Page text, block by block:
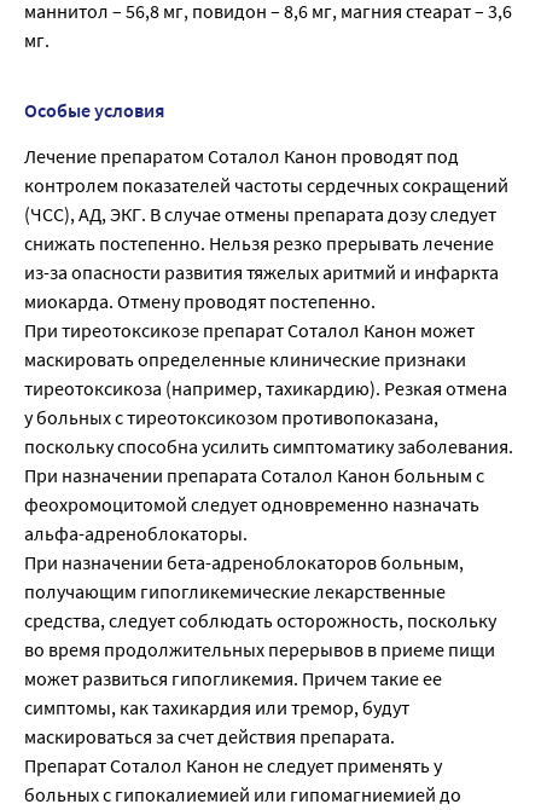
маннитол – 56,8 мг, повидон – 8,6 мг, магния стеарат – 3,6
мг.
Особые условия
Лечение препаратом Соталол Канон проводят под
контролем показателей частоты сердечных сокращений
(ЧСС), АД, ЭКГ. В случае отмены препарата дозу следует
снижать постепенно. Нельзя резко прерывать лечение
из-за опасности развития тяжелых аритмий и инфаркта
миокарда. Отмену проводят постепенно.
При тиреотоксикозе препарат Соталол Канон может
маскировать определенные клинические признаки
тиреотоксикоза (например, тахикардию). Резкая отмена
у больных с тиреотоксикозом противопоказана,
поскольку способна усилить симптоматику заболевания.
При назначении препарата Соталол Канон больным с
феохромоцитомой следует одновременно назначать
альфа-адреноблокаторы.
При назначении бета-адреноблокаторов больным,
получающим гипогликемические лекарственные
средства, следует соблюдать осторожность, поскольку
во время продолжительных перерывов в приеме пищи
может развиться гипогликемия. Причем такие ее
симптомы, как тахикардия или тремор, будут
маскироваться за счет действия препарата.
Препарат Соталол Канон не следует применять у
больных с гипокалиемией или гипомагниемией до